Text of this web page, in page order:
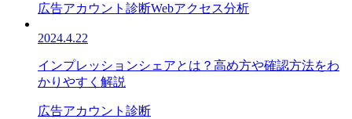
広告アカウント診断Webアクセス分析
2024.4.22
インプレッションシェアとは？高め方や確認方法をわ
かりやすく解説
広告アカウント診断